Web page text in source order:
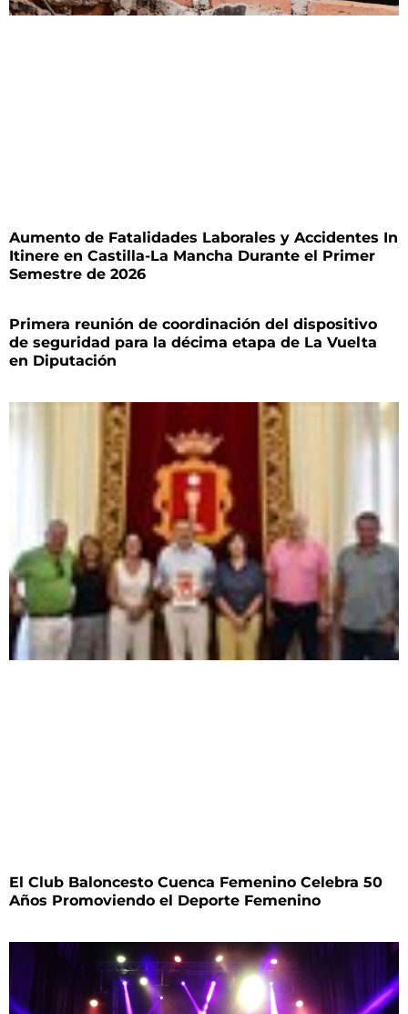
Aumento de Fatalidades Laborales y Accidentes In
Itinere en Castilla-La Mancha Durante el Primer
Semestre de 2026
Primera reunión de coordinación del dispositivo
de seguridad para la décima etapa de La Vuelta
en Diputación
El Club Baloncesto Cuenca Femenino Celebra 50
Años Promoviendo el Deporte Femenino